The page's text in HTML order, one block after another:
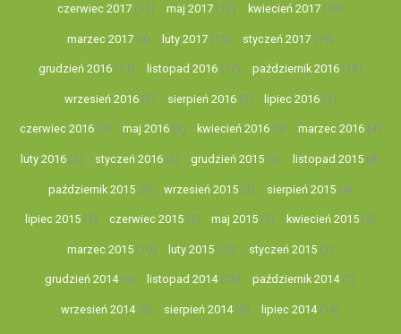
czerwiec 2017 (11) maj 2017 (12) kwiecień 2017(10)
marzec 2017 (4) luty 2017 (15) styczeń 2017(19)
grudzień 2016 (11) listopad 2016 (17) październik 2016(13)
wrzesień 2016(3) sierpień 2016(3) lipiec 2016 (3)
czerwiec 2016(3) maj 2016(3) kwiecień 2016 (5) marzec 2016 (4)
luty 2016(5) styczeń 2016(5) grudzień 2015 (3) listopad 2015 (8)
październik 2015 (9) wrzesień 2015 (3) sierpień 2015(4)
lipiec 2015(4) czerwiec 2015(5) maj 2015 (5) kwiecień 2015 (5)
marzec 2015 (10) luty 2015 (10) styczeń 2015(3)
grudzień 2014(9) listopad 2014(13) październik 2014(7)
wrzesień 2014(9) sierpień 2014(9) lipiec 2014(14)